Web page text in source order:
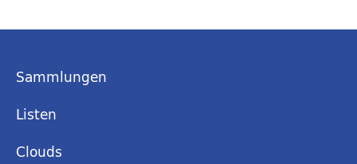
Sammlungen
Listen
Clouds